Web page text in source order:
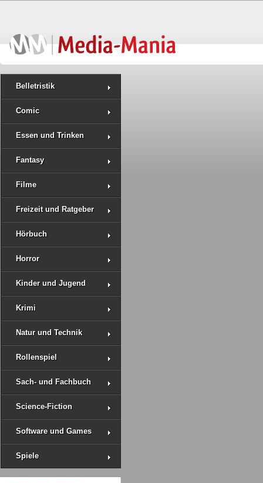
Belletristik
Comic
Essen und Trinken
Fantasy
Filme
Freizeit und Ratgeber
Hörbuch
Horror
Kinder und Jugend
Krimi
Natur und Technik
Rollenspiel
Sach- und Fachbuch
Science-Fiction
Software und Games
Spiele